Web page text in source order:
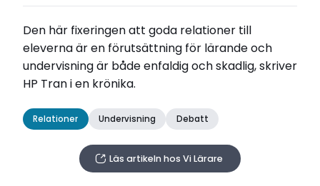
Den här fixeringen att goda relationer till
eleverna är en förutsättning för lärande och
undervisning är både enfaldig och skadlig, skriver
HP Tran i en krönika.
Relationer Undervisning Debatt
Läs artikeln hos Vi Lärare